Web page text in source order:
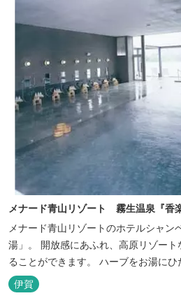
メナード青山リゾート 霧生温泉『香
メナード青山リゾートのホテルシャン
湯」。 開放感にあふれ、高原リゾー
ることができます。 ハーブをお湯に
あらわれる「香りの湯」は、特に女性
広々とした空間とたっぷりのお湯が魅
伊賀